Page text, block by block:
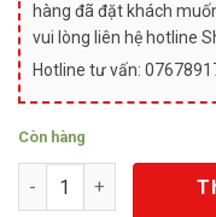
hàng đã đặt khách
vui lòng liên hệ hotline
Hotline tư vấn:
Còn hàng
Số lượng